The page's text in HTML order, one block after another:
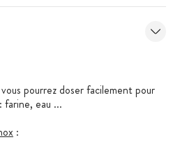
pourrez doser facilement pour
farine, eau ...
: